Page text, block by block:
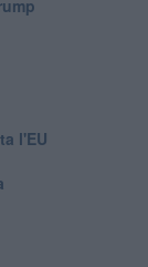
l'EU